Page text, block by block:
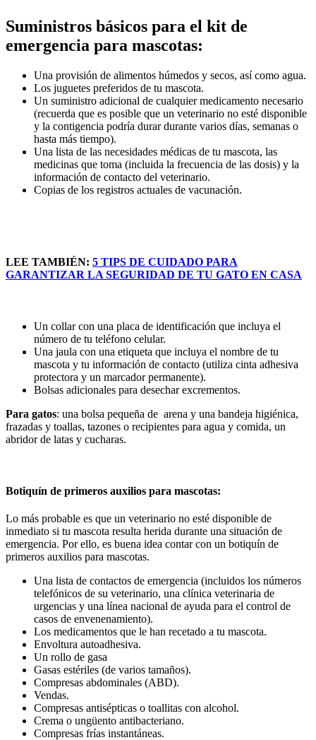
Suministros básicos para el kit de
emergencia para mascotas:
Una provisión de alimentos húmedos y secos, así como agua.
Los juguetes preferidos de tu mascota.
Un suministro adicional de cualquier medicamento necesario
(recuerda que es posible que un veterinario no esté disponible
y la contigencia podría durar durante varios días, semanas o
hasta más tiempo).
Una lista de las necesidades médicas de tu mascota, las
medicinas que toma (incluida la frecuencia de las dosis) y la
información de contacto del veterinario.
Copias de los registros actuales de vacunación.
LEE TAMBIÉN: 5 TIPS DE CUIDADO PARA
GARANTIZAR LA SEGURIDAD DE TU GATO EN CASA
Un collar con una placa de identificación que incluya el
número de tu teléfono celular.
Una jaula con una etiqueta que incluya el nombre de tu
mascota y tu información de contacto (utiliza cinta adhesiva
protectora y un marcador permanente).
Bolsas adicionales para desechar excrementos.
Para gatos: una bolsa pequeña de arena y una bandeja higiénica,
frazadas y toallas, tazones o recipientes para agua y comida, un
abridor de latas y cucharas.
Botiquín de primeros auxilios para mascotas:
Lo más probable es que un veterinario no esté disponible de
inmediato si tu mascota resulta herida durante una situación de
emergencia. Por ello, es buena idea contar con un botiquín de
primeros auxilios para mascotas.
Una lista de contactos de emergencia (incluidos los números
telefónicos de su veterinario, una clínica veterinaria de
urgencias y una línea nacional de ayuda para el control de
casos de envenenamiento).
Los medicamentos que le han recetado a tu mascota.
Envoltura autoadhesiva.
Un rollo de gasa
Gasas estériles (de varios tamaños).
Compresas abdominales (ABD).
Vendas.
Compresas antisépticas o toallitas con alcohol.
Crema o ungüento antibacteriano.
Compresas frías instantáneas.